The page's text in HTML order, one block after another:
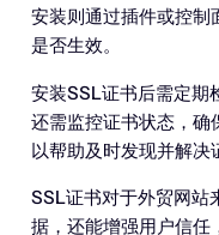
安装则通过插件或控制
是否生效。
安装SSL证书后需定期
还需监控证书状态，确
以帮助及时发现并解决
SSL证书对于外贸网站
据，还能增强用户信任